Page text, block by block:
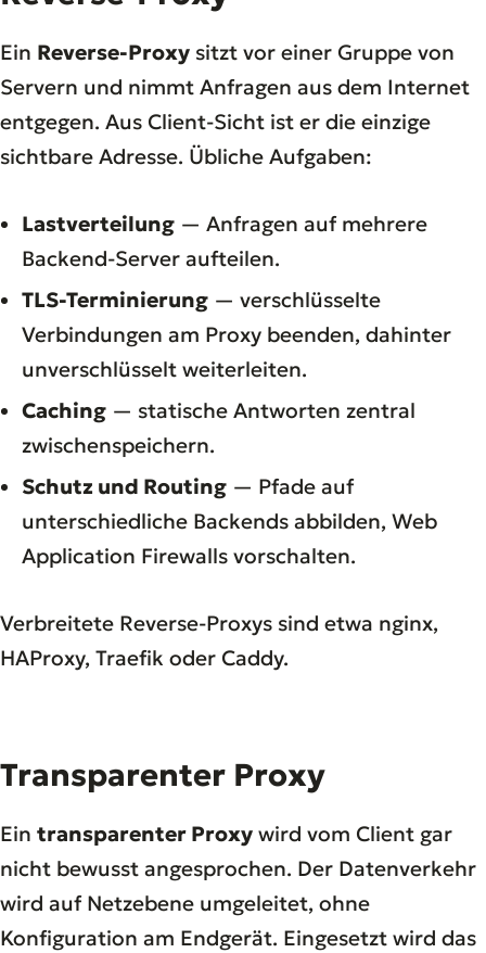
Ein Reverse-Proxy sitzt vor einer Gruppe von
Servern und nimmt Anfragen aus dem Internet
entgegen. Aus Client-Sicht ist er die einzige
sichtbare Adresse. Übliche Aufgaben:
Lastverteilung — Anfragen auf mehrere
Backend-Server aufteilen.
TLS-Terminierung — verschlüsselte
Verbindungen am Proxy beenden, dahinter
unverschlüsselt weiterleiten.
Caching — statische Antworten zentral
zwischenspeichern.
Schutz und Routing — Pfade auf
unterschiedliche Backends abbilden, Web
Application Firewalls vorschalten.
Verbreitete Reverse-Proxys sind etwa nginx,
HAProxy, Traefik oder Caddy.
Transparenter Proxy
Ein transparenter Proxy wird vom Client gar
nicht bewusst angesprochen. Der Datenverkehr
wird auf Netzebene umgeleitet, ohne
Konfiguration am Endgerät. Eingesetzt wird das